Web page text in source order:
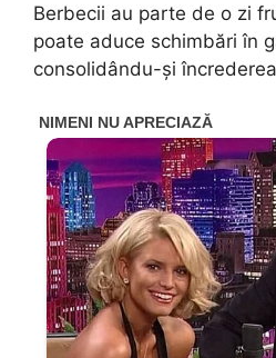
Berbecii au parte de o zi
poate aduce schimbări în
consolidându-și